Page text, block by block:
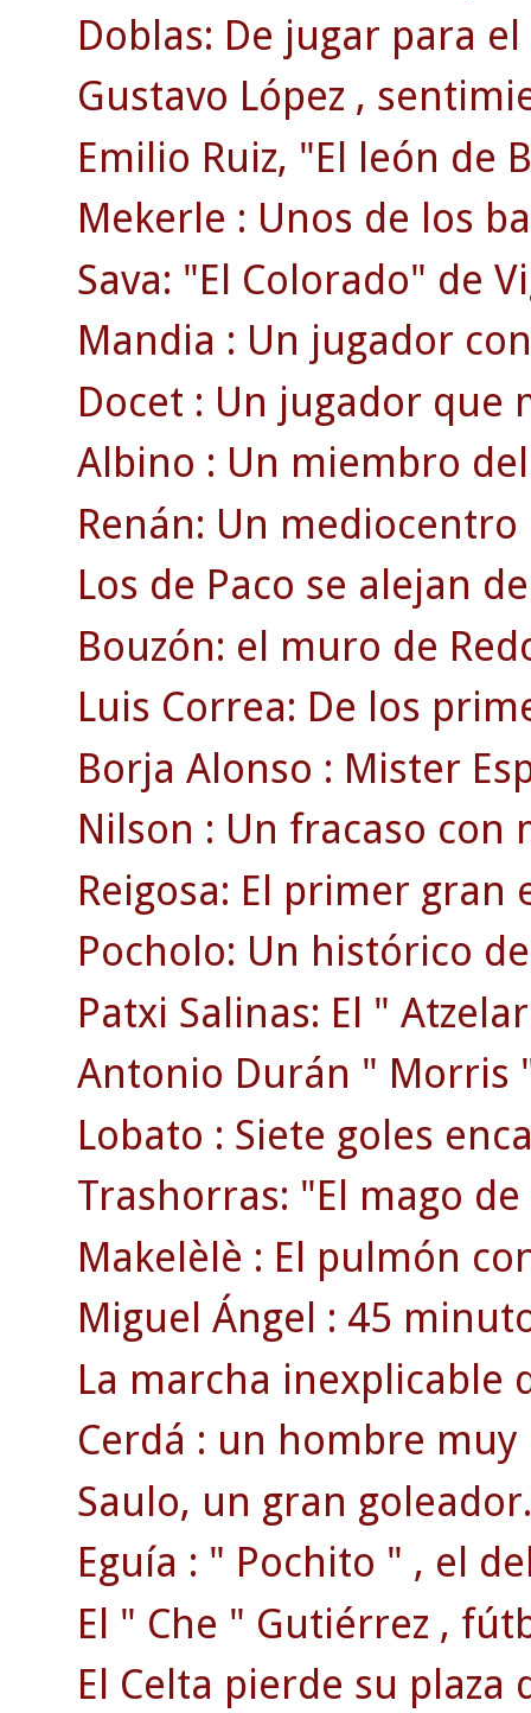
Doblas: De jugar para
Gustavo López ,
Emilio Ruiz, "El león de
Mekerle : Unos de los
Sava: "El Colorado" de
Mandia : Un jugador
Docet : Un jugador que
Albino : Un miembro
Renán: Un
Los de Paco se alejan
Bouzón: el muro de
Luis Correa: De los
Borja Alonso : Mister
Nilson : Un fracaso con
Reigosa: El primer
Pocholo: Un histórico
Patxi Salinas: El "
Antonio Durán " Morris
Lobato : Siete goles
Trashorras: "El mago de
Makelèlè : El pulmón
Miguel Ángel : 45
La marcha inexplicable
Cerdá : un hombre
Saulo, un gran
Eguía : " Pochito " , el
El " Che " Gutiérrez ,
El Celta pierde su plaza